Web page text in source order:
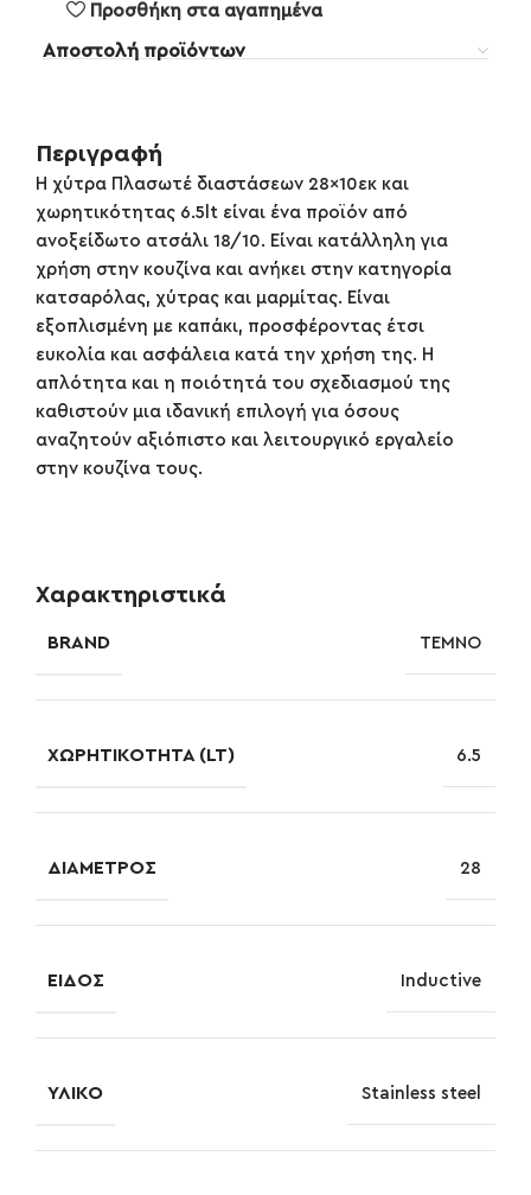
Προσθήκη στα αγαπημένα
Αποστολή προϊόντων
Περιγραφή
Η χύτρα Πλασωτέ διαστάσεων 28×10εκ και
χωρητικότητας 6.5lt είναι ένα προϊόν από
ανοξείδωτο ατσάλι 18/10. Είναι κατάλληλη για
χρήση στην κουζίνα και ανήκει στην κατηγορία
κατσαρόλας, χύτρας και μαρμίτας. Είναι
εξοπλισμένη με καπάκι, προσφέροντας έτσι
ευκολία και ασφάλεια κατά την χρήση της. Η
απλότητα και η ποιότητά του σχεδιασμού της
καθιστούν μια ιδανική επιλογή για όσους
αναζητούν αξιόπιστο και λειτουργικό εργαλείο
στην κουζίνα τους.
Χαρακτηριστικά
BRAND TEMNO
ΧΩΡΗΤΙΚΌΤΗΤΑ (LT) 6.5
ΔΙΆΜΕΤΡΟΣ 28
ΕΊΔΟΣ Inductive
ΥΛΙΚΌ Stainless steel